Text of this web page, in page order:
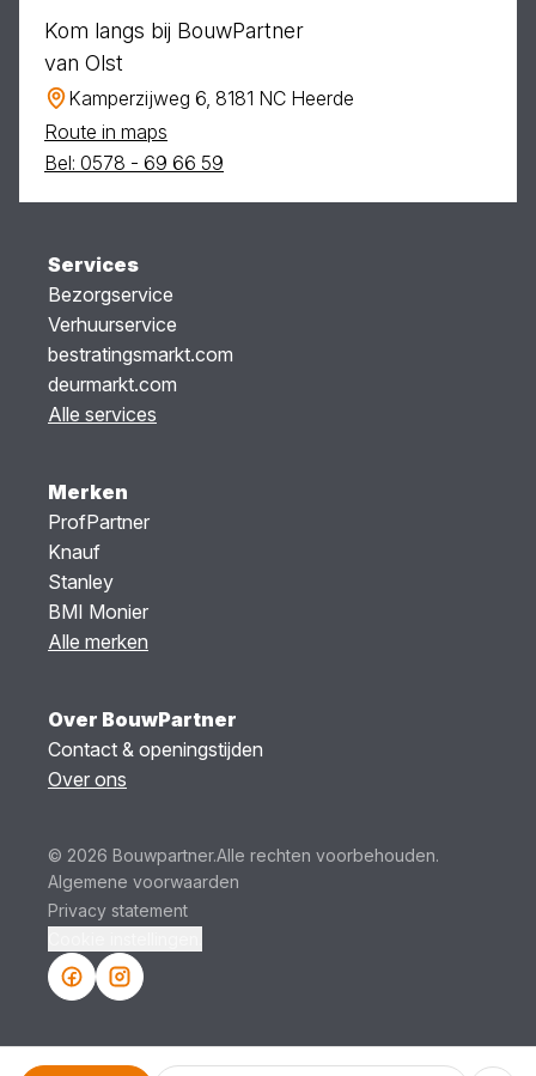
Kom langs bij BouwPartner
van Olst
Kamperzijweg 6, 8181 NC Heerde
Route in maps
Bel: 0578 - 69 66 59
Services
Bezorgservice
Verhuurservice
bestratingsmarkt.com
deurmarkt.com
Alle services
Merken
ProfPartner
Knauf
Stanley
BMI Monier
Alle merken
Over BouwPartner
Contact & openingstijden
Over ons
© 2026 Bouwpartner.Alle rechten voorbehouden.
Algemene voorwaarden
Privacy statement